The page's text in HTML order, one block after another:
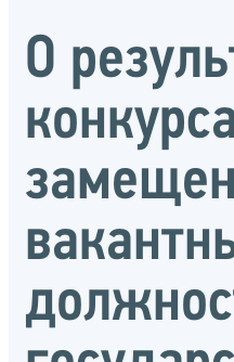
О